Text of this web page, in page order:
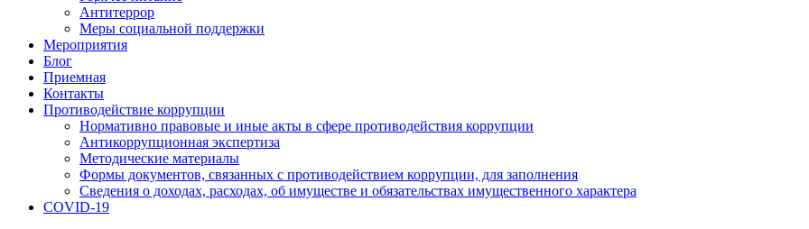
Антитеррор
Меры социальной поддержки
Мероприятия
Блог
Приемная
Контакты
Противодействие коррупции
Нормативно правовые и иные акты в сфере противодействия коррупции
Антикоррупционная экспертиза
Методические материалы
Формы документов, связанных с противодействием коррупции, для заполнения
Сведения о доходах, расходах, об имуществе и обязательствах имущественного характера
COVID-19